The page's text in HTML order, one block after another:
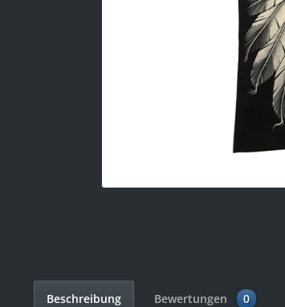
Beschreibung Bewertungen 0